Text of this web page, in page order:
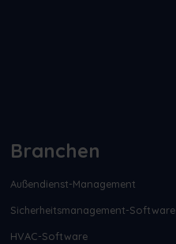
Branchen
Außendienst-Management
Sicherheitsmanagement-Software
HVAC-Software